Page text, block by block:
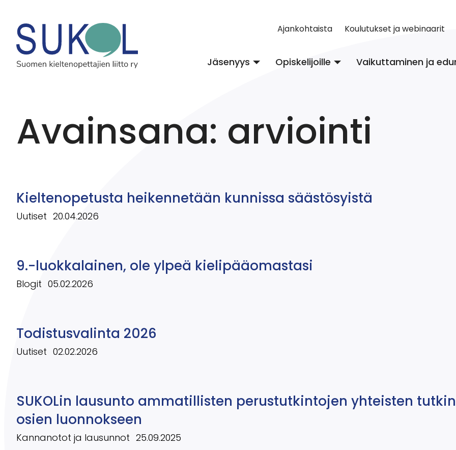
Jäsenyys Opiskelijoille Vaikuttaminen ja
Ajankohtaista Koulutukset ja webinaarit
Avainsana: arviointi
Kieltenopetusta heikennetään kunnissa säästösyistä
Uutiset 20.04.2026
9.-luokkalainen, ole ylpeä kielipääomastasi
Blogit 05.02.2026
Todistusvalinta 2026
Uutiset 02.02.2026
SUKOLin lausunto ammatillisten perustutkintojen yhteisten
osien luonnokseen
Kannanotot ja lausunnot 25.09.2025